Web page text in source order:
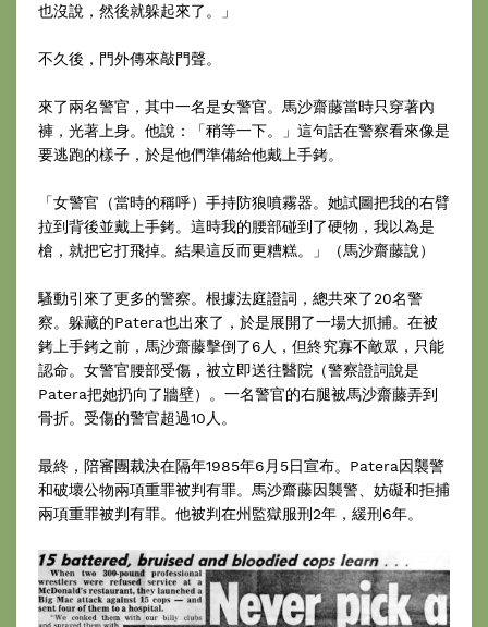
也沒說，然後就躲起來了。」
不久後，門外傳來敲門聲。
來了兩名警官，其中一名是女警官。馬沙齋藤當時只穿著內
褲，光著上身。他說：「稍等一下。」這句話在警察看來像是
要逃跑的樣子，於是他們準備給他戴上手銬。
「女警官（當時的稱呼）手持防狼噴霧器。她試圖把我的右臂
拉到背後並戴上手銬。這時我的腰部碰到了硬物，我以為是
槍，就把它打飛掉。結果這反而更糟糕。」（馬沙齋藤說）
騷動引來了更多的警察。根據法庭證詞，總共來了20名警
察。躲藏的Patera也出來了，於是展開了一場大抓捕。在被
銬上手銬之前，馬沙齋藤擊倒了6人，但終究寡不敵眾，只能
認命。女警官腰部受傷，被立即送往醫院（警察證詞說是
Patera把她扔向了牆壁）。一名警官的右腿被馬沙齋藤弄到
骨折。受傷的警官超過10人。
最終，陪審團裁決在隔年1985年6月5日宣布。Patera因襲警
和破壞公物兩項重罪被判有罪。馬沙齋藤因襲警、妨礙和拒捕
兩項重罪被判有罪。他被判在州監獄服刑2年，緩刑6年。